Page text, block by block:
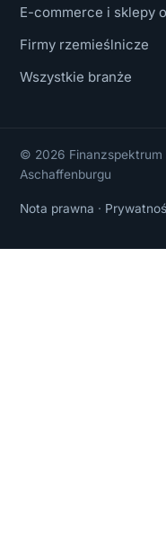
E-commerce i sklepy
Firmy rzemieślnicze
Wszystkie branże
© 2026
Aschaffenburgu
Nota prawna ·